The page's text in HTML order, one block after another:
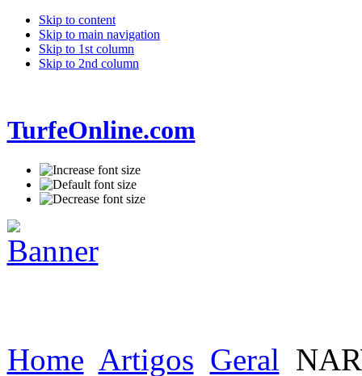
Skip to content
Skip to main navigation
Skip to 1st column
Skip to 2nd column
TurfeOnline.com
Home Artigos Geral